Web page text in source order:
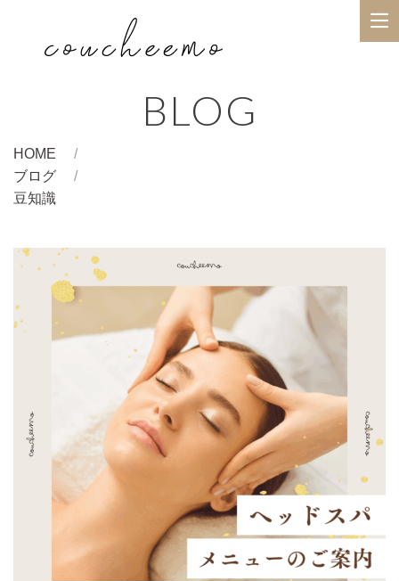
BLOG
HOME
ブログ
豆知識